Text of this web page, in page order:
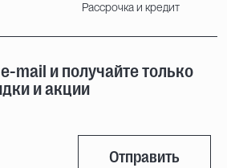
Рассрочка и кредит
mail и получайте только
и акции
Отправить